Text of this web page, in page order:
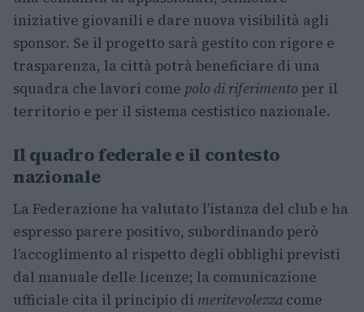
iniziative giovanili e dare nuova visibilità agli
sponsor. Se il progetto sarà gestito con rigore e
trasparenza, la città potrà beneficiare di una
squadra che lavori come polo di riferimento per il
territorio e per il sistema cestistico nazionale.
Il quadro federale e il contesto
nazionale
La Federazione ha valutato l’istanza del club e ha
espresso parere positivo, subordinando però
l’accoglimento al rispetto degli obblighi previsti
dal manuale delle licenze; la comunicazione
ufficiale cita il principio di meritevolezza come